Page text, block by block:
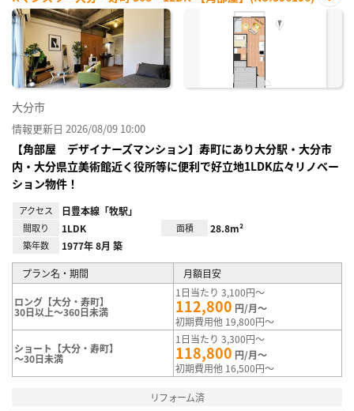
お気
大分市
情報更新日 2026/08/09 10:00
【角部屋 デザイナーズマンション】寿町にあり大分駅・大分市
内・大分県立美術館近く役所等に便利で好立地1LDK広々リノベー
ション物件！
アクセス 日豊本線「牧駅」
間取り 1LDK 面積 28.8m²
築年数 1977年 8月 築
プラン名・期間 月額目安
ロング【大分・寿町】
30日以上～360日未満
1日当たり 3,100円～
112,800 円/月～
初期費用他 19,800円～
ショート【大分・寿町】
～30日未満
1日当たり 3,300円～
118,800 円/月～
初期費用他 16,500円～
リフォーム済